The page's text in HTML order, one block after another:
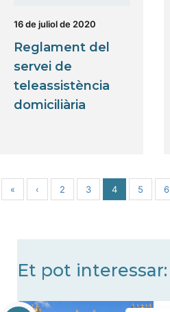
16 de juliol de 2020
Reglament del
servei de
teleassistència
domiciliària
« ‹ 2 3 4 5 6
Et pot interessar: